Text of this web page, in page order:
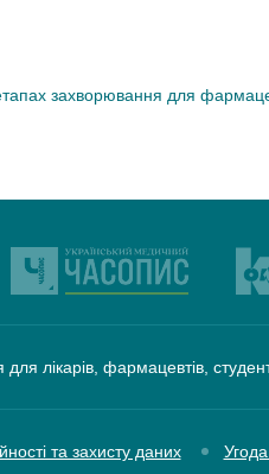
захворювання для
лікарів, фармацевтів,
та захисту даних